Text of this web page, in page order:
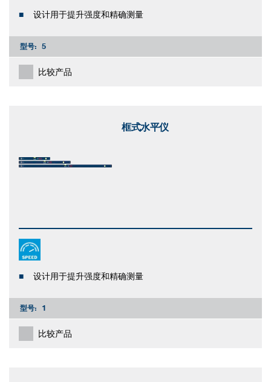
设计用于提升强度和精确测量
型号: 5
比较产品
框式水平仪
设计用于提升强度和精确测量
型号: 1
比较产品